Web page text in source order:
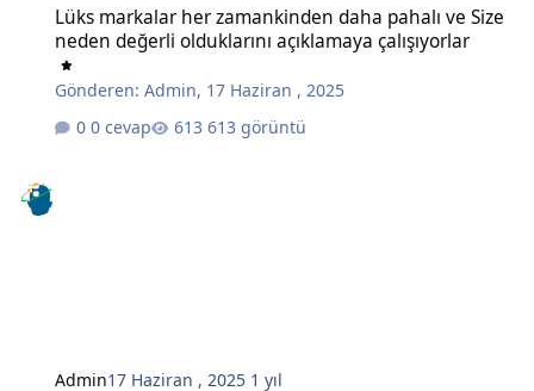
Lüks markalar her zamankinden daha pahalı ve Size
neden değerli olduklarını açıklamaya çalışıyorlar
Gönderen:Admin, 17 Haziran , 2025
0 cevap
613 görüntü
Admin17 Haziran , 2025 1 yıl